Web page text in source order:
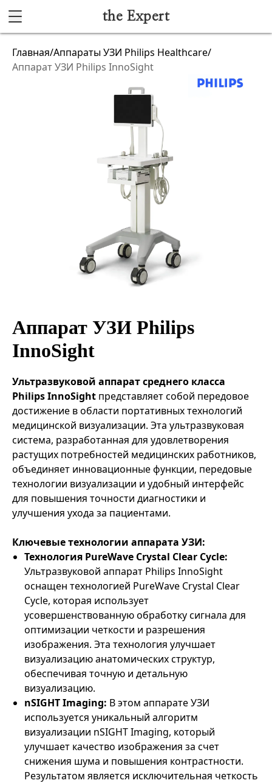
the Expert
Акушерство и гинекология
Лучевая диагностика
Ультразвуковая диагностика
Хирургическое оборудование
Функциональная диагностика
Главная/Аппараты УЗИ Philips Healthcare/
Аппарат УЗИ Philips InnoSight
Аппарат УЗИ Philips
InnoSight
Ультразвуковой аппарат среднего класса
Philips InnoSight представляет собой передовое
достижение в области портативных технологий
медицинской визуализации. Эта ультразвуковая
система, разработанная для удовлетворения
растущих потребностей медицинских работников,
объединяет инновационные функции, передовые
технологии визуализации и удобный интерфейс
для повышения точности диагностики и
улучшения ухода за пациентами.
Ключевые технологии аппарата УЗИ:
Технология PureWave Crystal Clear Cycle:
Ультразвуковой аппарат Philips InnoSight
оснащен технологией PureWave Crystal Clear
Cycle, которая использует
усовершенствованную обработку сигнала для
оптимизации четкости и разрешения
изображения. Эта технология улучшает
визуализацию анатомических структур,
обеспечивая точную и детальную
визуализацию.
nSIGHT Imaging: В этом аппарате УЗИ
используется уникальный алгоритм
визуализации nSIGHT Imaging, который
улучшает качество изображения за счет
снижения шума и повышения контрастности.
Результатом является исключительная четкость